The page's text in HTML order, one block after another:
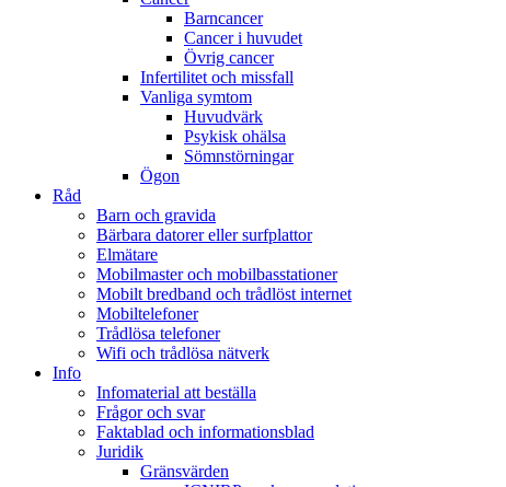
Barncancer
Cancer i huvudet
Övrig cancer
Infertilitet och missfall
Vanliga symtom
Huvudvärk
Psykisk ohälsa
Sömnstörningar
Ögon
Råd
Barn och gravida
Bärbara datorer eller surfplattor
Elmätare
Mobilmaster och mobilbasstationer
Mobilt bredband och trådlöst internet
Mobiltelefoner
Trådlösa telefoner
Wifi och trådlösa nätverk
Info
Infomaterial att beställa
Frågor och svar
Faktablad och informationsblad
Juridik
Gränsvärden